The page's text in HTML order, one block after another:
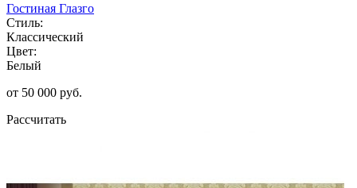
Гостиная Глазго
Стиль:
Классический
Цвет:
Белый
от 50 000 руб.
Рассчитать